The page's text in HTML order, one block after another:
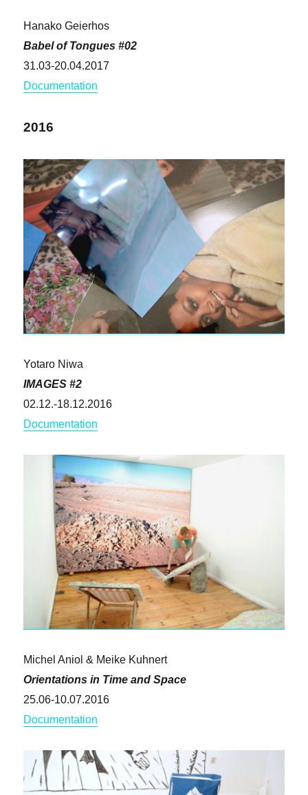
Hanako Geierhos
Babel of Tongues #02
31.03-20.04.2017
Documentation
2016
Yotaro Niwa
IMAGES #2
02.12.-18.12.2016
Documentation
Michel Aniol & Meike Kuhnert
Orientations in Time and Space
25.06-10.07.2016
Documentation